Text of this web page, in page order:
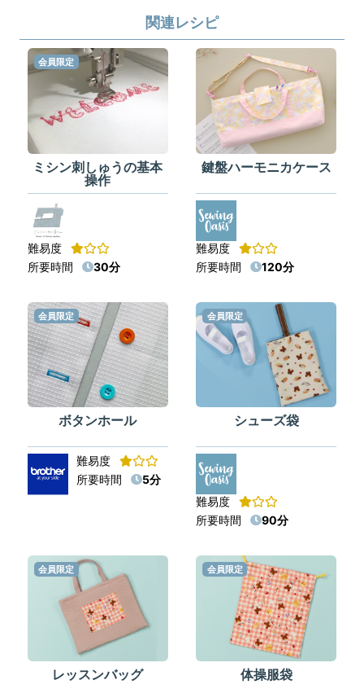
関連レシピ
ミシン刺しゅうの基本
操作
会員限定
難易度
所要時間
30分
鍵盤ハーモニカケース
難易度
所要時間
120分
ボタンホール
会員限定
難易度
所要時間
5分
シューズ袋
会員限定
難易度
所要時間
90分
レッスンバッグ
会員限定
体操服袋
会員限定